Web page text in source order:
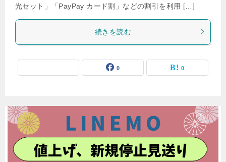
光セット」「PayPay カード割」などの割引を利用 […]
続きを読む
0 0